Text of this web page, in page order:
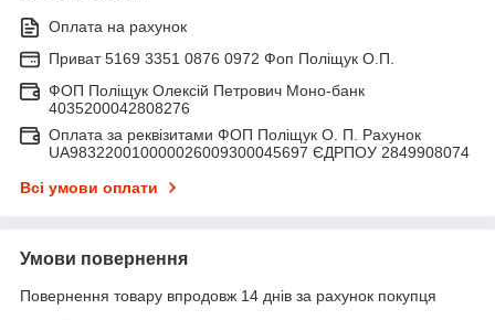
Оплата на рахунок
Приват 5169 3351 0876 0972 Фоп Поліщук О.П.
ФОП Поліщук Олексій Петрович Моно-банк
4035200042808276
Оплата за реквізитами ФОП Поліщук О. П. Рахунок
UA983220010000026009300045697 ЄДРПОУ 2849908074
Всі умови оплати
Умови повернення
Повернення товару впродовж 14 днів за рахунок покупця